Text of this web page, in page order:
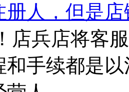
册人，但是
店兵店将客
和手续都是